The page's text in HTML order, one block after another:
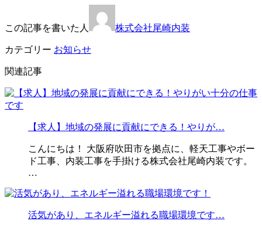
この記事を書いた人 株式会社尾崎内装
カテゴリー お知らせ
関連記事
【求人】地域の発展に貢献にできる！やりが…
こんにちは！ 大阪府吹田市を拠点に、軽天工事やボー
ド工事、内装工事を手掛ける株式会社尾崎内装です。
…
活気があり、エネルギー溢れる職場環境です…